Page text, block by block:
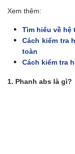
Xem thêm:
Tìm hiểu về hệ
Cách kiểm tra
toàn
Cách kiểm tra
1. Phanh abs là gì?